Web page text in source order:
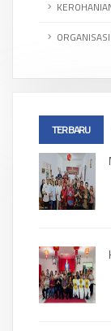
ORGANISASI
TERBARU